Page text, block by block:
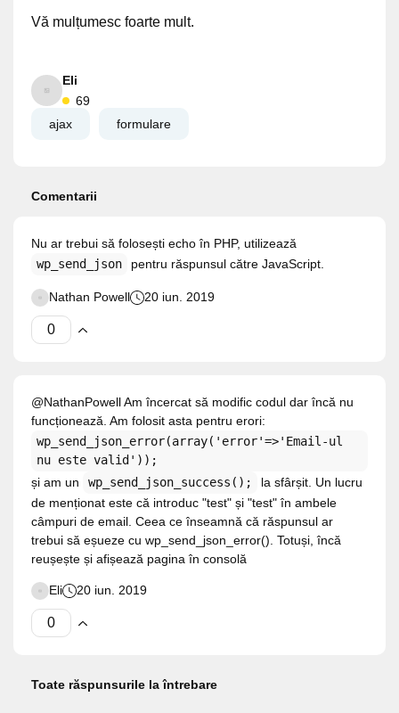
Vă mulțumesc foarte mult.
Eli
69
ajax
formulare
Comentarii
Nu ar trebui să folosești echo în PHP, utilizează
wp_send_json
pentru răspunsul către JavaScript.
Nathan Powell 20 iun. 2019
@NathanPowell Am încercat să modific codul dar încă nu
funcționează. Am folosit asta pentru erori:
wp_send_json_error(array('error'=>'Email-ul
nu este valid'));
și am un
wp_send_json_success();
la sfârșit. Un lucru
de menționat este că introduc "test" și "test" în ambele
câmpuri de email. Ceea ce înseamnă că răspunsul ar
trebui să eșueze cu wp_send_json_error(). Totuși, încă
reușește și afișează pagina în consolă
Eli 20 iun. 2019
Toate răspunsurile la întrebare